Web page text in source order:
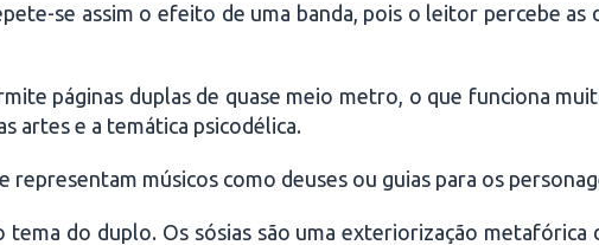
se assim o efeito de uma banda, pois o leitor percebe as
páginas duplas de quase meio metro, o que funciona
artes e a temática psicodélica.
representam músicos como deuses ou guias para os
do duplo. Os sósias são uma exteriorização